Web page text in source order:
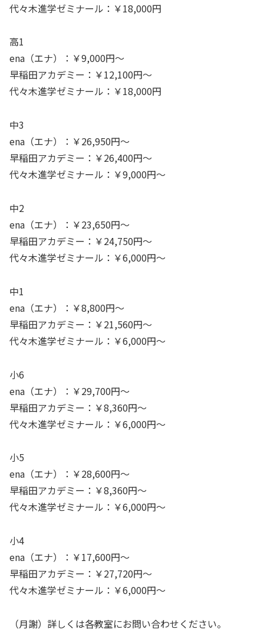
代々木進学ゼミナール：￥18,000円
高1
ena（エナ）：￥9,000円～
早稲田アカデミー：￥12,100円～
代々木進学ゼミナール：￥18,000円
中3
ena（エナ）：￥26,950円～
早稲田アカデミー：￥26,400円～
代々木進学ゼミナール：￥9,000円～
中2
ena（エナ）：￥23,650円～
早稲田アカデミー：￥24,750円～
代々木進学ゼミナール：￥6,000円～
中1
ena（エナ）：￥8,800円～
早稲田アカデミー：￥21,560円～
代々木進学ゼミナール：￥6,000円～
小6
ena（エナ）：￥29,700円～
早稲田アカデミー：￥8,360円～
代々木進学ゼミナール：￥6,000円～
小5
ena（エナ）：￥28,600円～
早稲田アカデミー：￥8,360円～
代々木進学ゼミナール：￥6,000円～
小4
ena（エナ）：￥17,600円～
早稲田アカデミー：￥27,720円～
代々木進学ゼミナール：￥6,000円～
（月謝）詳しくは各教室にお問い合わせください。